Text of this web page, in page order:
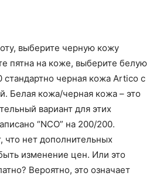
выберите черную кожу
пятна на коже, выберите белую
черная кожа Artico с
Белая кожа/черная кожа – это
вариант для этих
“NCO” на 200/200.
что нет дополнительных
изменение цен. Или это
Вероятно, это означает